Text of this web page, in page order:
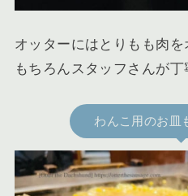
オッターにはとりもも肉を
もちろんスタッフさんが丁
わんこ用のお皿